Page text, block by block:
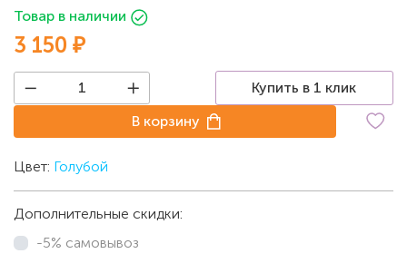
Товар в наличии
3 150 ₽
Купить в 1 клик
В корзину
Цвет: Голубой
Дополнительные скидки:
-5% самовывоз